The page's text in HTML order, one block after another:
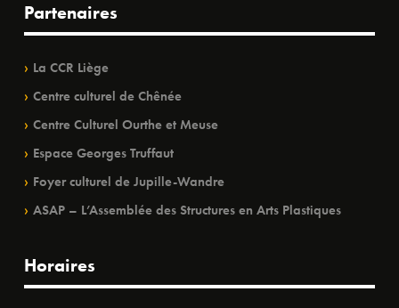
Partenaires
La CCR Liège
Centre culturel de Chênée
Centre Culturel Ourthe et Meuse
Espace Georges Truffaut
Foyer culturel de Jupille-Wandre
ASAP – L’Assemblée des Structures en Arts Plastiques
Horaires